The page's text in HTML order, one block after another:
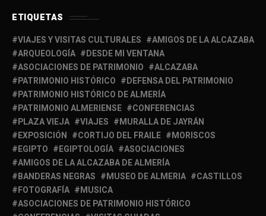
ETIQUETAS
VIAJES Y VISITAS CULTURALES
AMIGOS DE LA ALCAZABA
ARQUEOLOGÍA
DESDE MI VENTANA
ASOCIACIONES DE PATRIMONIO
ALCAZABA
PATRIMONIO HISTÓRICO
DEFENSA DEL PATRIMONIO
PATRIMONIO HISTÓRICO DE ALMERÍA
PATRIMONIO ALMERIENSE
CONFERENCIAS
PLAZA VIEJA
VIAJES
MURALLA DE JAYRÁN
EXPOSICIÓN
CORTIJO DEL FRAILE
MORISCOS
EGIPTO
EGIPTOLOGÍA
ASOCIACIONES
AMIGOS DE LA ALCAZABA DE ALMERÍA
BANDERAS NEGRAS
MUSEO DE ALMERIA
CASTILLOS
FOTOGRAFÍA
MUSICA
ASOCIACIONES DE PATRIMONIO HISTÓRICO